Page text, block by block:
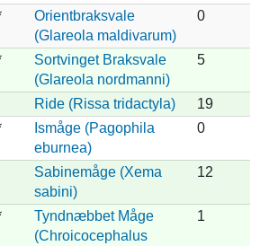
Orientbraksvale
(Glareola maldivarum)
0
Sortvinget Braksvale
(Glareola nordmanni)
5
Ride (Rissa tridactyla)
19
Ismåge (Pagophila
eburnea)
0
Sabinemåge (Xema
sabini)
12
Tyndnæbbet Måge
(Chroicocephalus
1